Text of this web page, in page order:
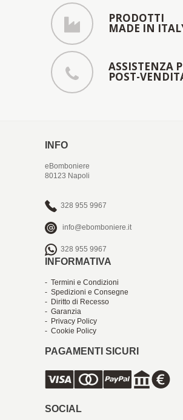
PRODOTTI
MADE IN
ASSISTENZA
POST-
INFO
eBomboniere
80123 Napoli
328 955 9967
info@ebomboniere.it
328 955 9967
INFORMATIVA
- Termini e Condizioni
- Spedizioni e Consegne
- Diritto di Recesso
- Garanzia
- Privacy Policy
- Cookie Policy
PAGAMENTI SICURI
SOCIAL